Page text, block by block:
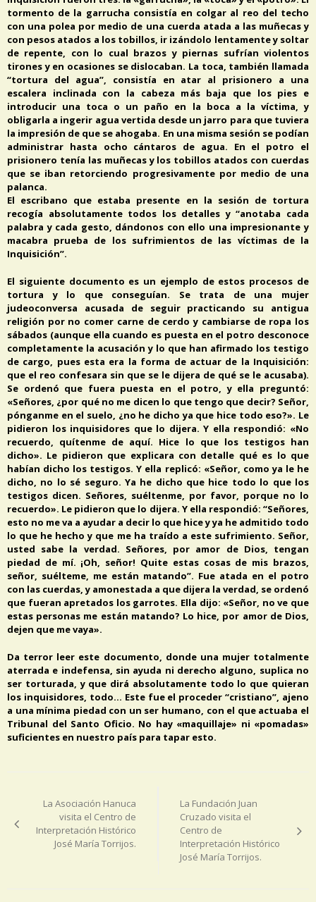
tormento de la garrucha consistía en colgar al reo del techo
con una polea por medio de una cuerda atada a las muñecas y
con pesos atados a los tobillos, ir izándolo lentamente y soltar
de repente, con lo cual brazos y piernas sufrían violentos
tirones y en ocasiones se dislocaban. La toca, también llamada
“tortura del agua”, consistía en atar al prisionero a una
escalera inclinada con la cabeza más baja que los pies e
introducir una toca o un paño en la boca a la víctima, y
obligarla a ingerir agua vertida desde un jarro para que tuviera
la impresión de que se ahogaba. En una misma sesión se podían
administrar hasta ocho cántaros de agua. En el potro el
prisionero tenía las muñecas y los tobillos atados con cuerdas
que se iban retorciendo progresivamente por medio de una
palanca.
El escribano que estaba presente en la sesión de tortura
recogía absolutamente todos los detalles y “anotaba cada
palabra y cada gesto, dándonos con ello una impresionante y
macabra prueba de los sufrimientos de las víctimas de la
Inquisición”.
El siguiente documento es un ejemplo de estos procesos de
tortura y lo que conseguían. Se trata de una mujer
judeoconversa acusada de seguir practicando su antigua
religión por no comer carne de cerdo y cambiarse de ropa los
sábados (aunque ella cuando es puesta en el potro desconoce
completamente la acusación y lo que han afirmado los testigo
de cargo, pues esta era la forma de actuar de la Inquisición:
que el reo confesara sin que se le dijera de qué se le acusaba).
Se ordenó que fuera puesta en el potro, y ella preguntó:
«Señores, ¿por qué no me dicen lo que tengo que decir? Señor,
pónganme en el suelo, ¿no he dicho ya que hice todo eso?». Le
pidieron los inquisidores que lo dijera. Y ella respondió: «No
recuerdo, quítenme de aquí. Hice lo que los testigos han
dicho». Le pidieron que explicara con detalle qué es lo que
habían dicho los testigos. Y ella replicó: «Señor, como ya le he
dicho, no lo sé seguro. Ya he dicho que hice todo lo que los
testigos dicen. Señores, suéltenme, por favor, porque no lo
recuerdo». Le pidieron que lo dijera. Y ella respondió: “Señores,
esto no me va a ayudar a decir lo que hice y ya he admitido todo
lo que he hecho y que me ha traído a este sufrimiento. Señor,
usted sabe la verdad. Señores, por amor de Dios, tengan
piedad de mí. ¡Oh, señor! Quite estas cosas de mis brazos,
señor, suélteme, me están matando”. Fue atada en el potro
con las cuerdas, y amonestada a que dijera la verdad, se ordenó
que fueran apretados los garrotes. Ella dijo: «Señor, no ve que
estas personas me están matando? Lo hice, por amor de Dios,
dejen que me vaya».
Da terror leer este documento, donde una mujer totalmente
aterrada e indefensa, sin ayuda ni derecho alguno, suplica no
ser torturada, y que dirá absolutamente todo lo que quieran
los inquisidores, todo… Este fue el proceder “cristiano”, ajeno
a una mínima piedad con un ser humano, con el que actuaba el
Tribunal del Santo Oficio. No hay «maquillaje» ni «pomadas»
suficientes en nuestro país para tapar esto.
entradasLa Asociación Hanuca
visita el Centro de
Interpretación Histórico
José María Torrijos.
La Fundación Juan
Cruzado visita el
Centro de
Interpretación Histórico
José María Torrijos.